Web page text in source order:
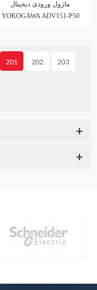
ماژول ورودی دیجیتال
YOKOGAWA ADV151-P50
201 202 203